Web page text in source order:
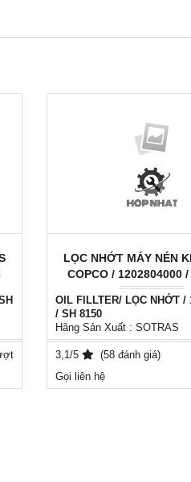
LỌC NHỚT MÁY NÉN
COPCO / 1202804000
OIL FILLTER/ LỌC NHỚT /
/ SH 8150
Hãng Sản Xuất : SOTRAS
Mã số : 1202804000 / SH
Xuất xứ : ITALY - EU
cả các loại máy nén khí
3,1/5 (58 đánh giá)
Gọi liên hệ